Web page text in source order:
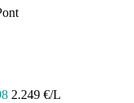
2.249 €/L